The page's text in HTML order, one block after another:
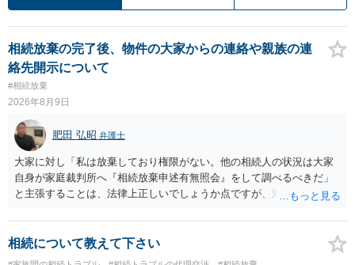
相続放棄の完了後、物件の大家からの連絡や親族の連
絡先開示について
#相続放棄
2026年8月9日
肥田 弘昭 弁護士
大家に対し「私は放棄しており権限がない。他の相続人の状況は大家
自身が家庭裁判所へ『相続放棄申述有無照会』をして調べるべきだ」
と主張することは、法律上正しいでしょうか点ですが、対応としては
のは危険であること、利害関係人の大家としては、相続人を調査し
て、相続の有無や相続するのであれば退去等の話をその者とするのが
相続について教えて下さい